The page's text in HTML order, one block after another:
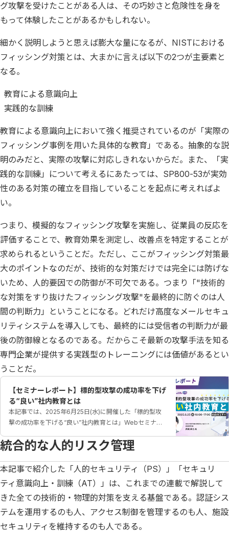
グ攻撃を受けたことがある人は、その巧妙さと危険性を身を
もって体験したことがあるかもしれない。
細かく説明しようと思えば膨大な量になるが、NISTにおける
フィッシング対策とは、大まかに言えば以下の2つが主要素と
なる。
教育による意識向上
実践的な訓練
教育による意識向上において強く推奨されているのが「実際の
フィッシング事例を用いた具体的な教育」である。抽象的な説
明のみだと、実際の攻撃に対応しきれないからだ。また、「実
践的な訓練」について考えるにあたっては、SP800-53が実効
性のある対策の確立を目指していることを起点に考えればよ
い。
つまり、模擬的なフィッシング攻撃を実施し、従業員の反応を
評価することで、教育効果を測定し、改善点を特定することが
求められるということだ。ただし、ここがフィッシング対策最
大のポイントなのだが、技術的な対策だけでは完全には防げな
いため、人的要因での防御が不可欠である。つまり「"技術的
な対策をすり抜けたフィッシング攻撃"を最終的に防ぐのは人
間の判断力」ということになる。どれだけ高度なメールセキュ
リティシステムを導入しても、最終的には受信者の判断力が最
後の防御線となるのである。だからこそ最新の攻撃手法を知る
専門企業が提供する実践型のトレーニングには価値があるとい
うことだ。
【セミナーレポート】標的型攻撃の成功率を下げ
る“良い”社内教育とは
本記事では、2025年6月25日(水)に開催した「標的型攻
撃の成功率を下げる“良い”社内教育とは」Webセミナー
統合的な人的リスク管理
本記事で紹介した「人的セキュリティ（PS）」「セキュリ
ティ意識向上・訓練（AT）」は、これまでの連載で解説して
きた全ての技術的・物理的対策を支える基盤である。認証シス
テムを運用するのも人、アクセス制御を管理するのも人、施設
セキュリティを維持するのも人である。